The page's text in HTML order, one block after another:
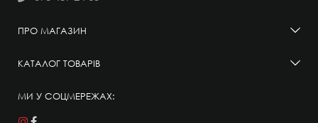
ПРО МАГАЗИН
КАТАЛОГ ТОВАРІВ
МИ У СОЦМЕРЕЖАХ: